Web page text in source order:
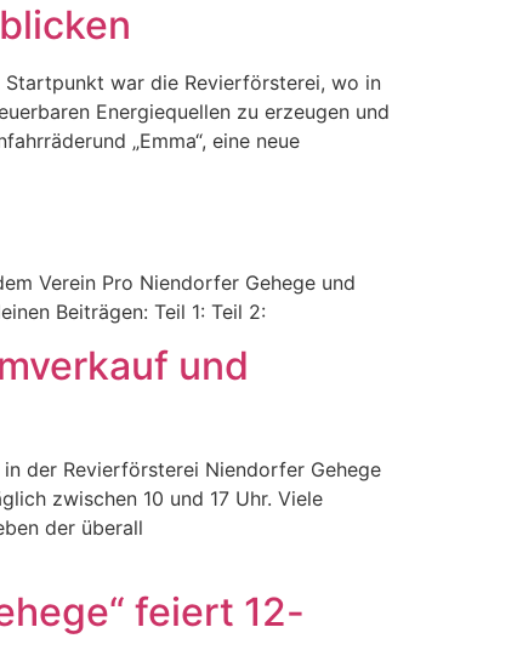
Startpunkt war die Revierförsterei, wo in
Energiequellen zu erzeugen und
„Emma“, eine neue
Verein Pro Niendorfer Gehege und
Beiträgen: Teil 1: Teil 2:
und
der Revierförsterei Niendorfer Gehege
zwischen 10 und 17 Uhr. Viele
der überall
feiert 12-